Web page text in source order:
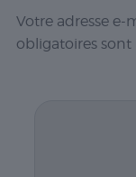
Votre adresse e-
obligatoires sont